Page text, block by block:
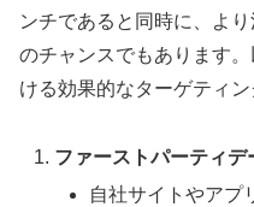
ンチであると同時に、よ
のチャンスでもあります
ける効果的なターゲティン
ファーストパーティデ
自社サイトやアプ